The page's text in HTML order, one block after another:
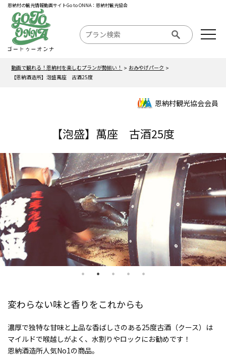
恩納村の観光情報動画サイトGo to ONNA：恩納村観光協会
動画で観れる！恩納村を楽しむプランが勢揃い！
おみやげパーク
【恩納酒造所】泡盛萬座 古酒25度
恩納村観光協会会員
【泡盛】萬座 古酒25度
変わらない味と香りをこれからも
濃厚で独特な甘味と上品な香ばしさのある25度古酒（クース）は
マイルドで喉越しがよく、水割りやロックにお勧めです！
恩納酒造所人気No1の商品。